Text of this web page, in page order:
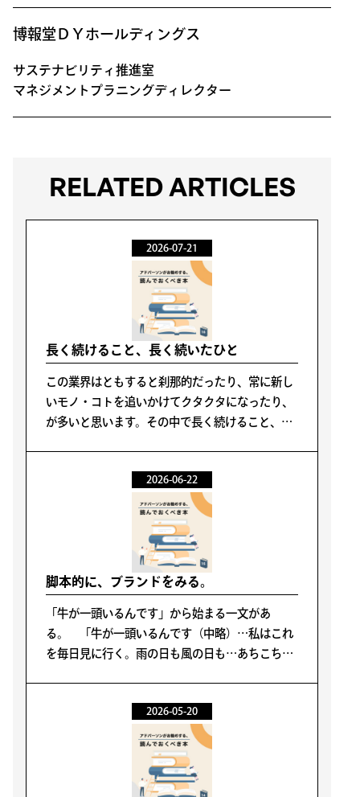
博報堂ＤＹホールディングス
サステナビリティ推進室
マネジメントプラニングディレクター
RELATED ARTICLES
2026-07-21
長く続けること、長く続いたひと
この業界はともすると刹那的だったり、常に新し
いモノ・コトを追いかけてクタクタになったり、
が多いと思います。その中で長く続けること、続
2026-06-22
脚本的に、ブランドをみる。
「牛が一頭いるんです」から始まる一文があ
る。 「牛が一頭いるんです（中略）…私はこれ
を毎日見に行く。雨の日も風の日も…あちこちと
一撃で殺してしまうんです…」
2026-05-20